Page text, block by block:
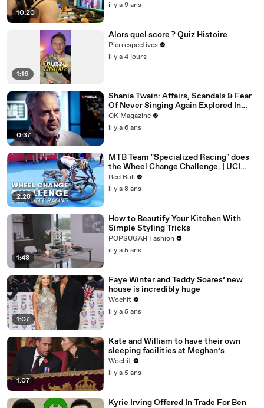
10:20
il y a 9 ans
1:16
Alors quel score ? Quiz Histoire
Pierrespectives
il y a 4 jours
0:37
Shania Twain: Affairs, Scandals & Fear
Of Never Singing Again Explored In
REELZ Doc: Watch
OK Magazine
il y a 6 ans
2:28
MTB Team "Specialized Racing" does
the Wheel Change Challenge. | UCI
MTB 2018
Red Bull
il y a 8 ans
1:48
How to Beautify Your Kitchen With
Simple Styling Tricks
POPSUGAR Fashion
il y a 5 ans
1:07
Faye Winter and Teddy Soares’ new
house is incredibly huge
Wochit
il y a 5 ans
1:07
Kate and William to have their own
sleeping facilities at Meghan’s
Wochit
il y a 5 ans
Kyrie Irving Offered In Trade For Ben